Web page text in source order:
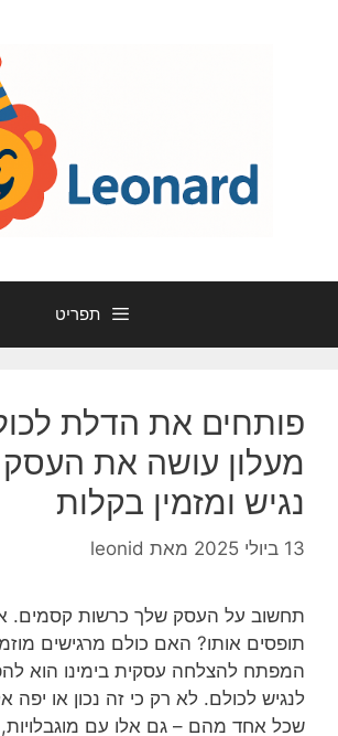
תפריט
פותחים את הדלת
מעלון עושה את
נגיש ומזמין בקלות
13 ביולי 2025 מאת leonid
תחשוב על העסק שלך כרשות קסמים.
תופסים אותו? האם כולם מרגישים
המפתח להצלחה עסקית בימינו הוא
לנגיש לכולם. לא רק כי זה נכון או יפה
שכל אחד מהם – גם אלו עם